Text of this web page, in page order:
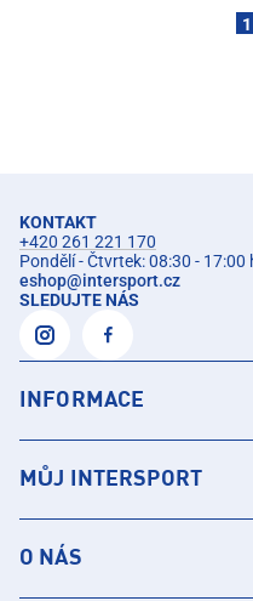
1
KONTAKT
+420 261 221 170
Pondělí - Čtvrtek: 08:30 -
eshop@intersport.cz
SLEDUJTE NÁS
INFORMACE
MŮJ INTERSPORT
O NÁS